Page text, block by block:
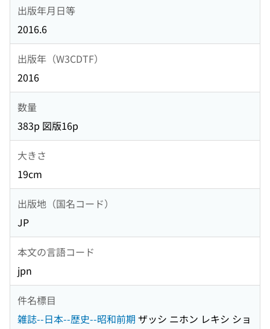
出版年月日等
2016.6
出版年（W3CDTF）
2016
数量
383p 図版16p
大きさ
19cm
出版地（国名コード）
JP
本文の言語コード
jpn
件名標目
雑誌--日本--歴史--昭和前期 ザッシ ニホン レキシ ショ